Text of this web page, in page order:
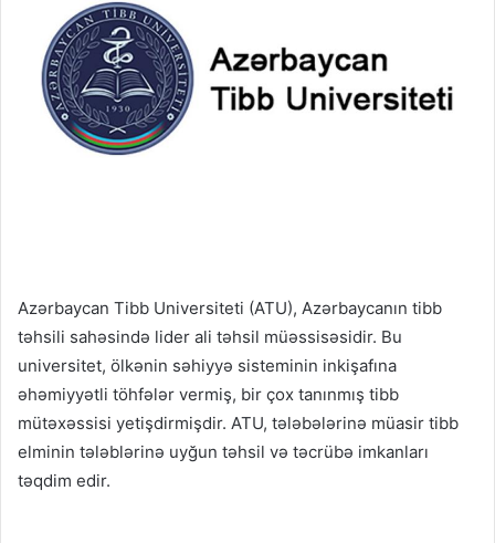
Azərbaycan Tibb Universiteti (ATU), Azərbaycanın tibb
təhsili sahəsində lider ali təhsil müəssisəsidir. Bu
universitet, ölkənin səhiyyə sisteminin inkişafına
əhəmiyyətli töhfələr vermiş, bir çox tanınmış tibb
mütəxəssisi yetişdirmişdir. ATU, tələbələrinə müasir tibb
elminin tələblərinə uyğun təhsil və təcrübə imkanları
təqdim edir.